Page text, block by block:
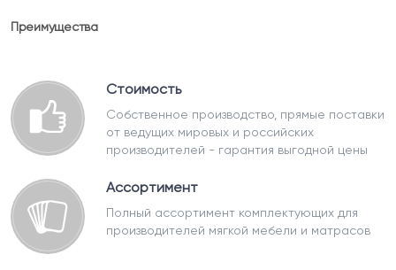
Преимущества
Стоимость
Собственное производство, прямые поставки
от ведущих мировых и российских
производителей - гарантия выгодной цены
Ассортимент
Полный ассортимент комплектующих для
производителей мягкой мебели и матрасов